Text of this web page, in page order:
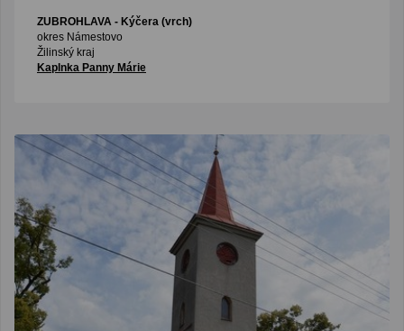
ZUBROHLAVA - Kýčera (vrch)
okres Námestovo
Žilinský kraj
Kaplnka Panny Márie